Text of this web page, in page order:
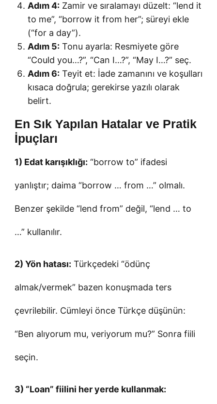
Adım 4: Zamir ve sıralamayı düzelt: “lend it
to me”, “borrow it from her”; süreyi ekle
(“for a day”).
Adım 5: Tonu ayarla: Resmiyete göre
“Could you…?”, “Can I…?”, “May I…?” seç.
Adım 6: Teyit et: İade zamanını ve koşulları
kısaca doğrula; gerekirse yazılı olarak
belirt.
En Sık Yapılan Hatalar ve Pratik
İpuçları
1) Edat karışıklığı: “borrow to” ifadesi
yanlıştır; daima “borrow … from …” olmalı.
Benzer şekilde “lend from” değil, “lend … to
…” kullanılır.
2) Yön hatası: Türkçedeki “ödünç
almak/vermek” bazen konuşmada ters
çevrilebilir. Cümleyi önce Türkçe düşünün:
“Ben alıyorum mu, veriyorum mu?” Sonra fiili
seçin.
3) “Loan” fiilini her yerde kullanmak: